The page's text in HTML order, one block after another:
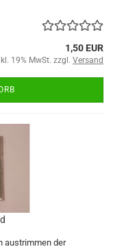
1,50 EUR
19% MwSt. zzgl. Versand
austrimmen der